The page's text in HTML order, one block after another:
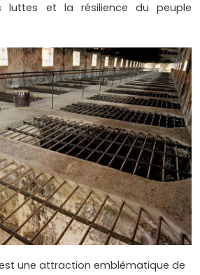
luttes et la résilience du peuple
une attraction emblématique de